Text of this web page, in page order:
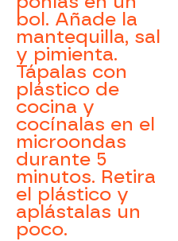
bol. Añade la
mantequilla, sal
y pimienta.
Tápalas con
plástico de
cocina y
cocínalas en el
microondas
durante 5
minutos. Retira
el plástico y
aplástalas un
poco.